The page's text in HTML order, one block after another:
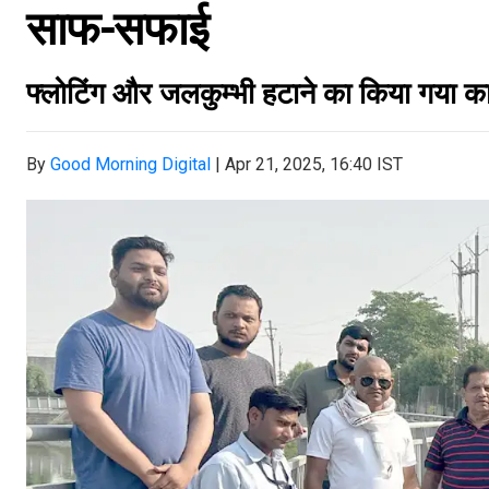
साफ-सफाई
फ्लोटिंग और जलकुम्भी हटाने का किया गया
By Good Morning Digital | Apr 21, 2025, 16:40 IST